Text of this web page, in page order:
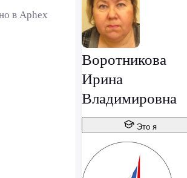
в Aphex
Воротникова
Ирина
Владимировна
Это я